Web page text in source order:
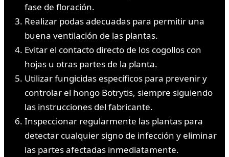
fase de floración.
Realizar podas adecuadas para permitir una
buena ventilación de las plantas.
Evitar el contacto directo de los cogollos con
hojas u otras partes de la planta.
Utilizar fungicidas específicos para prevenir y
controlar el hongo Botrytis, siempre siguiendo
las instrucciones del fabricante.
Inspeccionar regularmente las plantas para
detectar cualquier signo de infección y eliminar
las partes afectadas inmediatamente.